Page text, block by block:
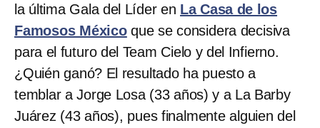
la última Gala del Líder en La Casa de los
Famosos Méxicoque se considera decisiva
para el futuro del Team Cielo y del Infierno.
¿Quién ganó? El resultado ha puesto a
temblar a Jorge Losa (33 años) y a La Barby
Juárez (43 años), pues finalmente alguien del